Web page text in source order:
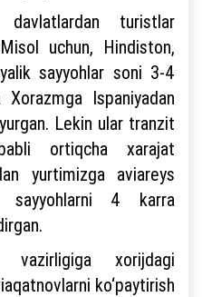
davlatlardan turistlar
uchun, Hindiston,
sayyohlar soni 3-4
Ispaniyadan
Lekin ular tranzit
ortiqcha xarajat
yurtimizga aviareys
sayyohlarni 4 karra
xorijdagi
ko‘paytirish